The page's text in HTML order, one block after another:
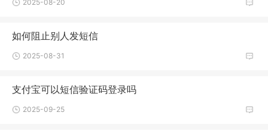
2025-08-20
如何阻止别人发短信
2025-08-31
支付宝可以短信验证码登录吗
2025-09-25